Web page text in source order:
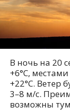
В ночь на 20
+6°C,
+22°C. Ветер
3–8 м/с.
возможны